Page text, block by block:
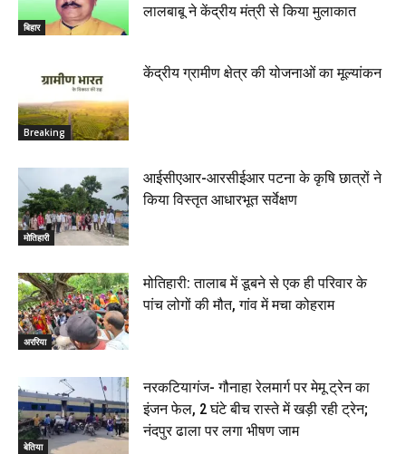
बिहार
लालबाबू ने केंद्रीय मंत्री से किया मुलाकात
Breaking
केंद्रीय ग्रामीण क्षेत्र की योजनाओं का मूल्यांकन
मोतिहारी
आईसीएआर-आरसीईआर पटना के कृषि छात्रों ने
किया विस्तृत आधारभूत सर्वेक्षण
अररिया
मोतिहारी: तालाब में डूबने से एक ही परिवार के
पांच लोगों की मौत, गांव में मचा कोहराम
बेतिया
नरकटियागंज- गौनाहा रेलमार्ग पर मेमू ट्रेन का
इंजन फेल, 2 घंटे बीच रास्ते में खड़ी रही ट्रेन;
नंदपुर ढाला पर लगा भीषण जाम